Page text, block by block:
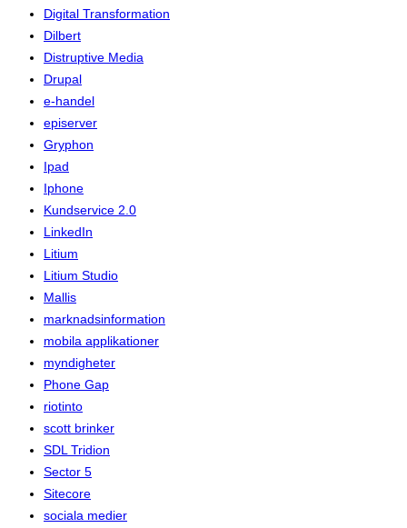
Digital Transformation
Dilbert
Distruptive Media
Drupal
e-handel
episerver
Gryphon
Ipad
Iphone
Kundservice 2.0
LinkedIn
Litium
Litium Studio
Mallis
marknadsinformation
mobila applikationer
myndigheter
Phone Gap
riotinto
scott brinker
SDL Tridion
Sector 5
Sitecore
sociala medier